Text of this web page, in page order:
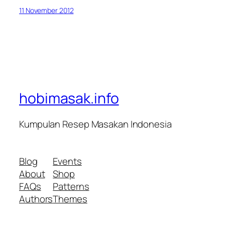
11 November 2012
hobimasak.info
Kumpulan Resep Masakan Indonesia
Blog
About
FAQs
Authors
Events
Shop
Patterns
Themes